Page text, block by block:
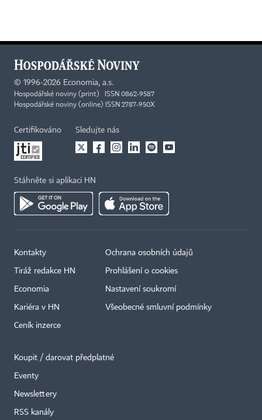
© 1996-2026 Economia, a.s.
Hospodářské noviny (print) ISSN 0862-9587
Hospodářské noviny (online) ISSN 2787-950X
Certifikováno Sledujte nás
Stáhněte si aplikaci HN
Kontakty
Tiráž redakce HN
Economia
Kariéra v HN
Ceník inzerce
Ochrana osobních údajů
Prohlášení o cookies
Nastavení soukromí
Všeobecné smluvní podmínky
Koupit / darovat předplatné
Eventy
Newslettery
RSS kanály